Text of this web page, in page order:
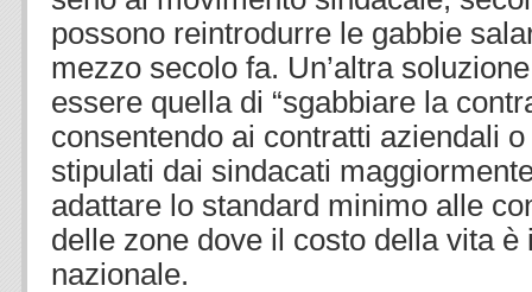
possono reintrodurre le gabbie
mezzo secolo fa. Un’altra
essere quella di “sgabbiare la
consentendo ai contratti aziendali
stipulati dai sindacati
adattare lo standard minimo alle
delle zone dove il costo della vita
nazionale.